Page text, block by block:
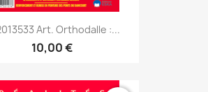
Art. Orthodalle :...
10,00 €